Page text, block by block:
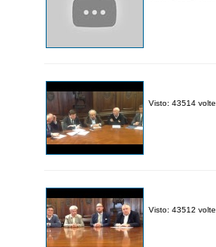
Visto: 43514 volte
Visto: 43512 volte